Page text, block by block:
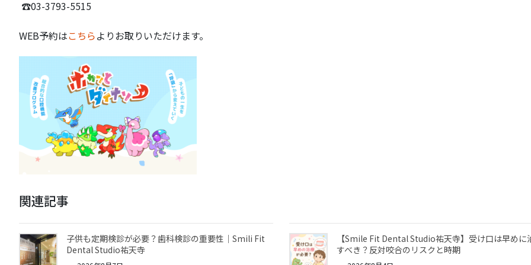
☎03-3793-5515
WEB予約はこちらよりお取りいただけます。
関連記事
子供も定期検診が必要？歯科検診の重要性｜Smili Fit
Dental Studio祐天寺
【Smile Fit Dental Studio祐天寺】受け口は早めに
すべき？反対咬合のリスクと時期